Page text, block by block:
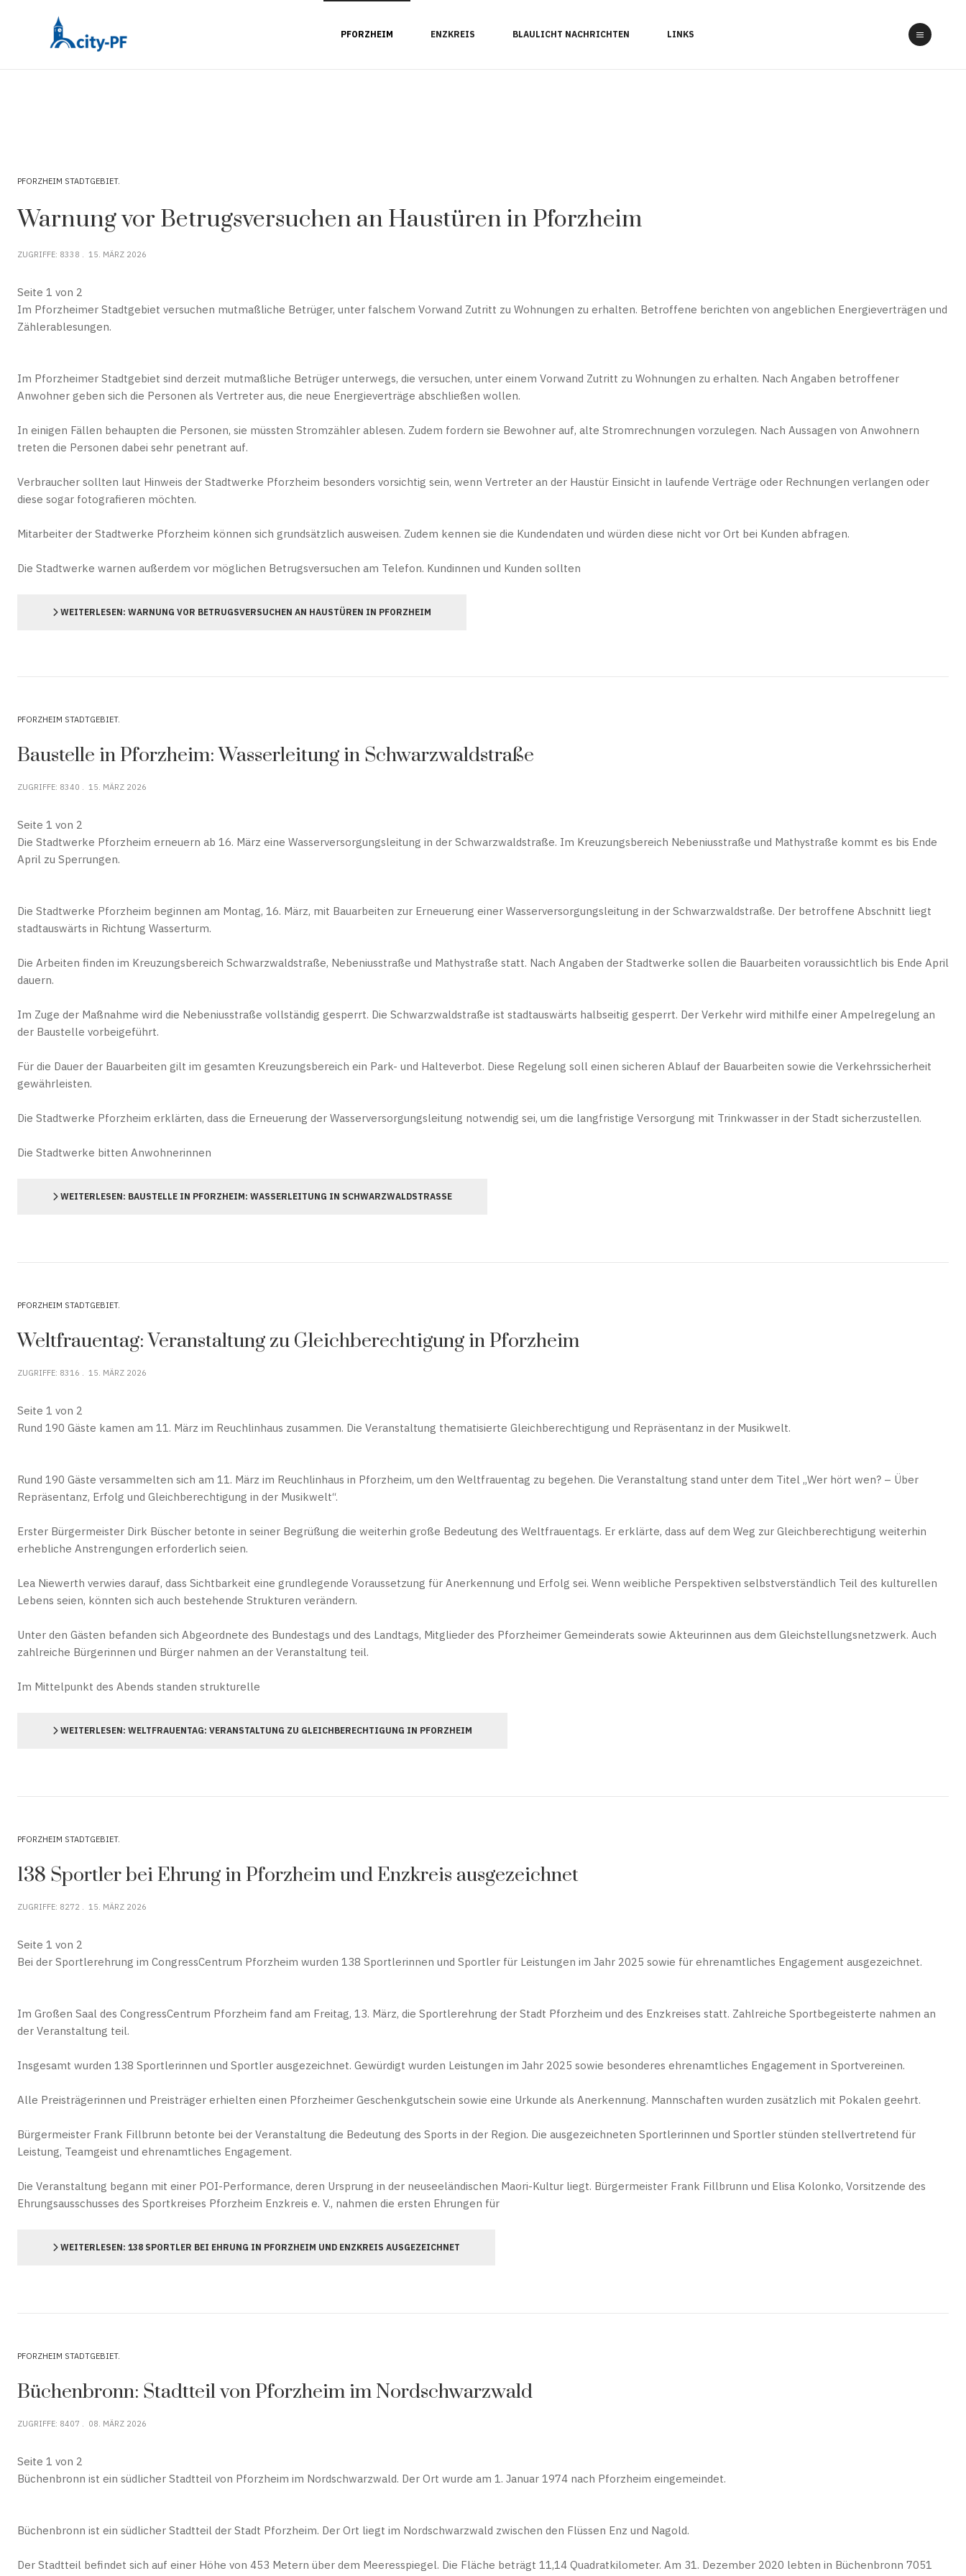
PFORZHEIM ENZKREIS BLAULICHT NACHRICHTEN LINKS
PFORZHEIM STADTGEBIET
Warnung vor Betrugsversuchen an Haustüren in Pforzheim
ZUGRIFFE: 8338 15. MÄRZ 2026
Seite 1 von 2
Im Pforzheimer Stadtgebiet versuchen mutmaßliche Betrüger, unter falschem Vorwand Zutritt zu Wohnungen zu erhalten. Betroffene berichten von angeblichen Energieverträgen und
Zählerablesungen.
Im Pforzheimer Stadtgebiet sind derzeit mutmaßliche Betrüger unterwegs, die versuchen, unter einem Vorwand Zutritt zu Wohnungen zu erhalten. Nach Angaben betroffener
Anwohner geben sich die Personen als Vertreter aus, die neue Energieverträge abschließen wollen.
In einigen Fällen behaupten die Personen, sie müssten Stromzähler ablesen. Zudem fordern sie Bewohner auf, alte Stromrechnungen vorzulegen. Nach Aussagen von Anwohnern
treten die Personen dabei sehr penetrant auf.
Verbraucher sollten laut Hinweis der Stadtwerke Pforzheim besonders vorsichtig sein, wenn Vertreter an der Haustür Einsicht in laufende Verträge oder Rechnungen verlangen oder
diese sogar fotografieren möchten.
Mitarbeiter der Stadtwerke Pforzheim können sich grundsätzlich ausweisen. Zudem kennen sie die Kundendaten und würden diese nicht vor Ort bei Kunden abfragen.
Die Stadtwerke warnen außerdem vor möglichen Betrugsversuchen am Telefon. Kundinnen und Kunden sollten
WEITERLESEN: WARNUNG VOR BETRUGSVERSUCHEN AN HAUSTÜREN IN PFORZHEIM
PFORZHEIM STADTGEBIET
Baustelle in Pforzheim: Wasserleitung in Schwarzwaldstraße
ZUGRIFFE: 8340 15. MÄRZ 2026
Seite 1 von 2
Die Stadtwerke Pforzheim erneuern ab 16. März eine Wasserversorgungsleitung in der Schwarzwaldstraße. Im Kreuzungsbereich Nebeniusstraße und Mathystraße kommt es bis Ende
April zu Sperrungen.
Die Stadtwerke Pforzheim beginnen am Montag, 16. März, mit Bauarbeiten zur Erneuerung einer Wasserversorgungsleitung in der Schwarzwaldstraße. Der betroffene Abschnitt liegt
stadtauswärts in Richtung Wasserturm.
Die Arbeiten finden im Kreuzungsbereich Schwarzwaldstraße, Nebeniusstraße und Mathystraße statt. Nach Angaben der Stadtwerke sollen die Bauarbeiten voraussichtlich bis Ende April
dauern.
Im Zuge der Maßnahme wird die Nebeniusstraße vollständig gesperrt. Die Schwarzwaldstraße ist stadtauswärts halbseitig gesperrt. Der Verkehr wird mithilfe einer Ampelregelung an
der Baustelle vorbeigeführt.
Für die Dauer der Bauarbeiten gilt im gesamten Kreuzungsbereich ein Park- und Halteverbot. Diese Regelung soll einen sicheren Ablauf der Bauarbeiten sowie die Verkehrssicherheit
gewährleisten.
Die Stadtwerke Pforzheim erklärten, dass die Erneuerung der Wasserversorgungsleitung notwendig sei, um die langfristige Versorgung mit Trinkwasser in der Stadt sicherzustellen.
Die Stadtwerke bitten Anwohnerinnen
WEITERLESEN: BAUSTELLE IN PFORZHEIM: WASSERLEITUNG IN SCHWARZWALDSTRASSE
PFORZHEIM STADTGEBIET
Weltfrauentag: Veranstaltung zu Gleichberechtigung in Pforzheim
ZUGRIFFE: 8316 15. MÄRZ 2026
Seite 1 von 2
Rund 190 Gäste kamen am 11. März im Reuchlinhaus zusammen. Die Veranstaltung thematisierte Gleichberechtigung und Repräsentanz in der Musikwelt.
Rund 190 Gäste versammelten sich am 11. März im Reuchlinhaus in Pforzheim, um den Weltfrauentag zu begehen. Die Veranstaltung stand unter dem Titel „Wer hört wen? – Über
Repräsentanz, Erfolg und Gleichberechtigung in der Musikwelt“.
Erster Bürgermeister Dirk Büscher betonte in seiner Begrüßung die weiterhin große Bedeutung des Weltfrauentags. Er erklärte, dass auf dem Weg zur Gleichberechtigung weiterhin
erhebliche Anstrengungen erforderlich seien.
Lea Niewerth verwies darauf, dass Sichtbarkeit eine grundlegende Voraussetzung für Anerkennung und Erfolg sei. Wenn weibliche Perspektiven selbstverständlich Teil des kulturellen
Lebens seien, könnten sich auch bestehende Strukturen verändern.
Unter den Gästen befanden sich Abgeordnete des Bundestags und des Landtags, Mitglieder des Pforzheimer Gemeinderats sowie Akteurinnen aus dem Gleichstellungsnetzwerk. Auch
zahlreiche Bürgerinnen und Bürger nahmen an der Veranstaltung teil.
Im Mittelpunkt des Abends standen strukturelle
WEITERLESEN: WELTFRAUENTAG: VERANSTALTUNG ZU GLEICHBERECHTIGUNG IN PFORZHEIM
PFORZHEIM STADTGEBIET
138 Sportler bei Ehrung in Pforzheim und Enzkreis ausgezeichnet
ZUGRIFFE: 8272 15. MÄRZ 2026
Seite 1 von 2
Bei der Sportlerehrung im CongressCentrum Pforzheim wurden 138 Sportlerinnen und Sportler für Leistungen im Jahr 2025 sowie für ehrenamtliches Engagement ausgezeichnet.
Im Großen Saal des CongressCentrum Pforzheim fand am Freitag, 13. März, die Sportlerehrung der Stadt Pforzheim und des Enzkreises statt. Zahlreiche Sportbegeisterte nahmen an
der Veranstaltung teil.
Insgesamt wurden 138 Sportlerinnen und Sportler ausgezeichnet. Gewürdigt wurden Leistungen im Jahr 2025 sowie besonderes ehrenamtliches Engagement in Sportvereinen.
Alle Preisträgerinnen und Preisträger erhielten einen Pforzheimer Geschenkgutschein sowie eine Urkunde als Anerkennung. Mannschaften wurden zusätzlich mit Pokalen geehrt.
Bürgermeister Frank Fillbrunn betonte bei der Veranstaltung die Bedeutung des Sports in der Region. Die ausgezeichneten Sportlerinnen und Sportler stünden stellvertretend für
Leistung, Teamgeist und ehrenamtliches Engagement.
Die Veranstaltung begann mit einer POI-Performance, deren Ursprung in der neuseeländischen Maori-Kultur liegt. Bürgermeister Frank Fillbrunn und Elisa Kolonko, Vorsitzende des
Ehrungsausschusses des Sportkreises Pforzheim Enzkreis e. V., nahmen die ersten Ehrungen für
WEITERLESEN: 138 SPORTLER BEI EHRUNG IN PFORZHEIM UND ENZKREIS AUSGEZEICHNET
PFORZHEIM STADTGEBIET
Büchenbronn: Stadtteil von Pforzheim im Nordschwarzwald
ZUGRIFFE: 8407 08. MÄRZ 2026
Seite 1 von 2
Büchenbronn ist ein südlicher Stadtteil von Pforzheim im Nordschwarzwald. Der Ort wurde am 1. Januar 1974 nach Pforzheim eingemeindet.
Büchenbronn ist ein südlicher Stadtteil der Stadt Pforzheim. Der Ort liegt im Nordschwarzwald zwischen den Flüssen Enz und Nagold.
Der Stadtteil befindet sich auf einer Höhe von 453 Metern über dem Meeresspiegel. Die Fläche beträgt 11,14 Quadratkilometer. Am 31. Dezember 2020 lebten in Büchenbronn 7051